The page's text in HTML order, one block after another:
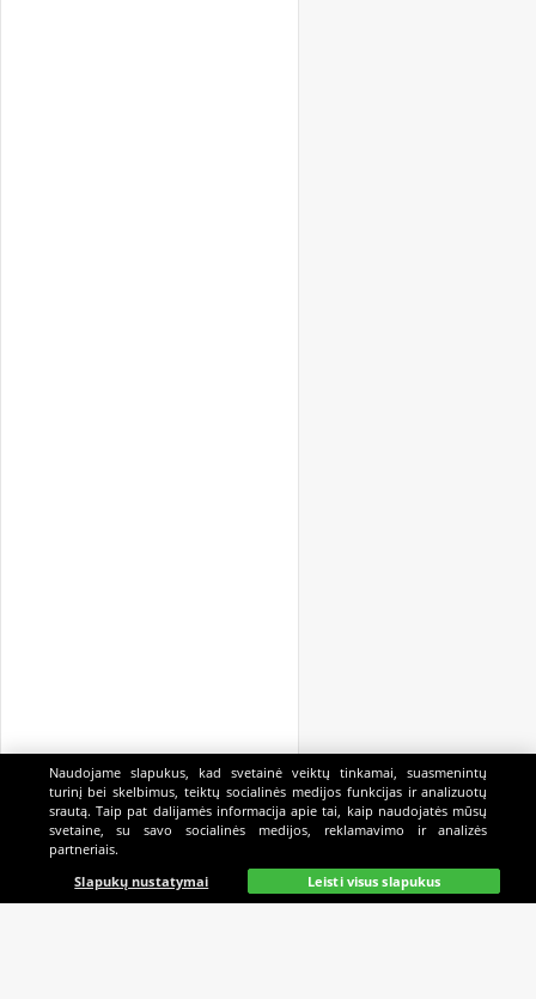
Pagrindinis Gyvai Paieška Mano Kazino
Naudojame slapukus, kad svetainė veiktų tinkamai, suasmenintų
turinį bei skelbimus, teiktų socialinės medijos funkcijas ir analizuotų
srautą. Taip pat dalijamės informacija apie tai, kaip naudojatės mūsų
svetaine, su savo socialinės medijos, reklamavimo ir analizės
partneriais.
Slapukų nustatymai
Leisti visus slapukus